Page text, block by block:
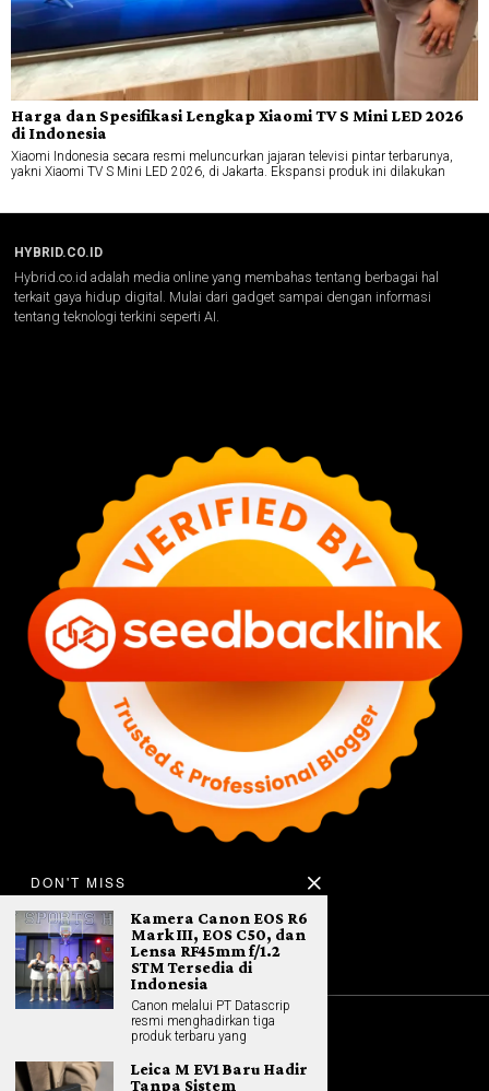
Harga dan Spesifikasi Lengkap Xiaomi TV S Mini LED 2026
di Indonesia
Xiaomi Indonesia secara resmi meluncurkan jajaran televisi pintar terbarunya,
yakni Xiaomi TV S Mini LED 2026, di Jakarta. Ekspansi produk ini dilakukan
HYBRID.CO.ID
Hybrid.co.id adalah media online yang membahas tentang berbagai hal
terkait gaya hidup digital. Mulai dari gadget sampai dengan informasi
tentang teknologi terkini seperti AI.
DON'T MISS
Kamera Canon EOS R6
Mark III, EOS C50, dan
Lensa RF45mm f/1.2
STM Tersedia di
Indonesia
Canon melalui PT Datascrip
resmi menghadirkan tiga
produk terbaru yang
Leica M EV1 Baru Hadir
Tanpa Sistem